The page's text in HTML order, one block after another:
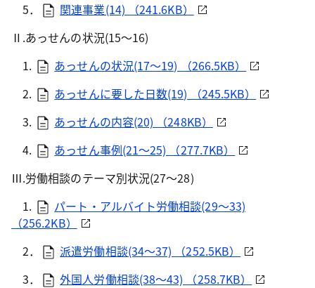
5．
関連事業(14) （241.6KB）
Ⅱ.あっせんの状況(15～16)
1.
あっせんの状況(17～19) （266.5KB）
2.
あっせんに要した日数(19) （245.5KB）
3.
あっせんの内容(20) （248KB）
4.
あっせん事例(21～25) （277.7KB）
Ⅲ.労働相談のテーマ別状況(27～28)
1.
パート・アルバイト労働相談(29～33)
（256.2KB）
2．
派遣労働相談(34～37) （252.5KB）
3．
外国人労働相談(38～43) （258.7KB）